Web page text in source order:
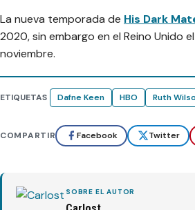
La nueva temporada de His Dark
2020, sin embargo en el Reino Unido
noviembre.
ETIQUETAS Dafne Keen HBO Ruth
COMPARTIR Facebook Twitter
SOBRE EL AUTOR